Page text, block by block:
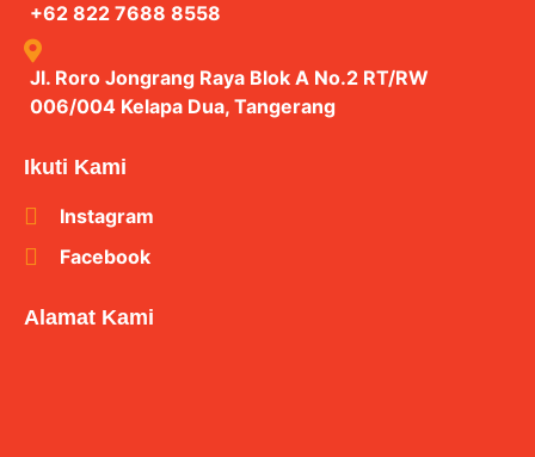
+62 822 7688 8558
Jl. Roro Jongrang Raya Blok A No.2 RT/RW
006/004 Kelapa Dua, Tangerang
Ikuti Kami
Instagram
Facebook
Alamat Kami